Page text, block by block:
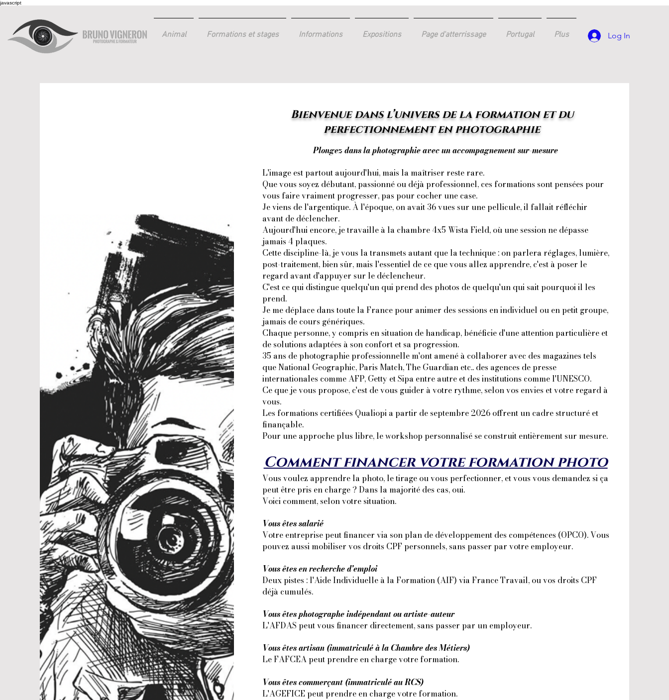
javascript
Animal Formations et stages Informations Expositions Page d'atterrissage Portugal Plus Log In
Bienvenue dans l’univers de la formation et du
perfectionnement en photographie
Plongez dans la photographie avec un accompagnement sur-mesure
L'image est partout aujourd'hui, mais la maîtriser reste rare.
Que vous soyez débutant, passionné ou déjà professionnel, ces formations sont pensées pour
vous faire vraiment progresser, pas pour cocher une case.
Je viens de l'argentique. À l'époque, on avait 36 vues sur une pellicule, il fallait réfléchir
avant de déclencher.
Aujourd'hui encore, je travaille à la chambre 4x5 Wista Field, où une session ne dépasse
jamais 4 plaques.
Cette discipline-là, je vous la transmets autant que la technique : on parlera réglages, lumière,
post-traitement, bien sûr, mais l'essentiel de ce que vous allez apprendre, c'est à poser le
regard avant d'appuyer sur le déclencheur.
C'est ce qui distingue quelqu'un qui prend des photos de quelqu'un qui sait pourquoi il les
prend.
Je me déplace dans toute la France pour animer des sessions en individuel ou en petit groupe,
jamais de cours génériques.
Chaque personne, y compris en situation de handicap, bénéficie d'une attention particulière et
de solutions adaptées à son confort et sa progression.
35 ans de photographie professionnelle m'ont amené à collaborer avec des magazines tels
que National Geographic, Paris Match, The Guardian etc.. des agences de presse
internationales comme AFP, Getty et Sipa entre autre et des institutions comme l'UNESCO.
Ce que je vous propose, c'est de vous guider à votre rythme, selon vos envies et votre regard à
vous.
Les formations certifiées Qualiopi a partir de septembre 2026 offrent un cadre structuré et
finançable.
Pour une approche plus libre, le workshop personnalisé se construit entièrement sur mesure.
Comment financer votre formation photo
Vous voulez apprendre la photo, le tirage ou vous perfectionner, et vous vous demandez si ça
peut être pris en charge ? Dans la majorité des cas, oui.
Voici comment, selon votre situation.
Vous êtes salarié
Votre entreprise peut financer via son plan de développement des compétences (OPCO). Vous
pouvez aussi mobiliser vos droits CPF personnels, sans passer par votre employeur.
Vous êtes en recherche d'emploi
Deux pistes : l'Aide Individuelle à la Formation (AIF) via France Travail, ou vos droits CPF
déjà cumulés.
Vous êtes photographe indépendant ou artiste-auteur
L'AFDAS peut vous financer directement, sans passer par un employeur.
Vous êtes artisan (immatriculé à la Chambre des Métiers)
Le FAFCEA peut prendre en charge votre formation.
Vous êtes commerçant (immatriculé au RCS)
L'AGEFICE peut prendre en charge votre formation.